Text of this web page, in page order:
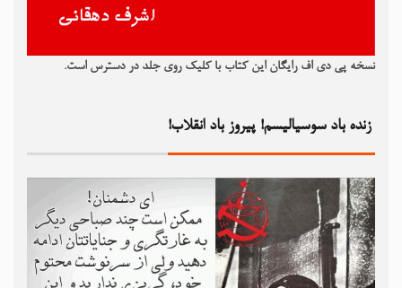
نسخه پی دی اف رایگان این کتاب با کلیک روی جلد در دسترس است.
زنده باد سوسیالیسم! پیروز باد انقلاب!